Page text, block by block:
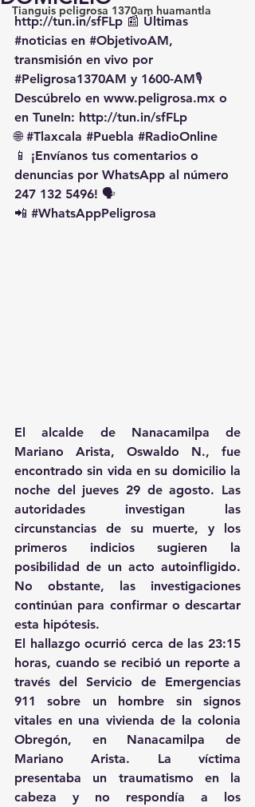
Tianguis peligrosa 1370am huamantla
http://tun.in/sfFLp 📰 Últimas
#noticias en #ObjetivoAM,
transmisión en vivo por
#Peligrosa1370AM y 1600-AM🎙️
Descúbrelo en www.peligrosa.mx o
en TuneIn: http://tun.in/sfFLp
🌐 #Tlaxcala #Puebla #RadioOnline
📱 ¡Envíanos tus comentarios o
denuncias por WhatsApp al número
247 132 5496! 🗣️
📲 #WhatsAppPeligrosa
El alcalde de Nanacamilpa de
Mariano Arista, Oswaldo N., fue
encontrado sin vida en su domicilio la
noche del jueves 29 de agosto. Las
autoridades investigan las
circunstancias de su muerte, y los
primeros indicios sugieren la
posibilidad de un acto autoinfligido.
No obstante, las investigaciones
continúan para confirmar o descartar
esta hipótesis.
El hallazgo ocurrió cerca de las 23:15
horas, cuando se recibió un reporte a
través del Servicio de Emergencias
911 sobre un hombre sin signos
vitales en una vivienda de la colonia
Obregón, en Nanacamilpa de
Mariano Arista. La víctima
presentaba un traumatismo en la
cabeza y no respondía a los